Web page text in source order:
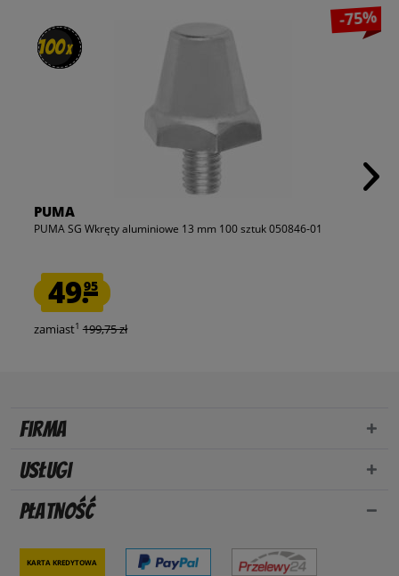
100x
100x
-75%
PUMA
PUMA SG Wkręty aluminiowe 13 mm 100 sztuk 050846-01
49.95
zamiast1 199,75 zł
Firma
Usługi
Płatność
Karta kredytowa